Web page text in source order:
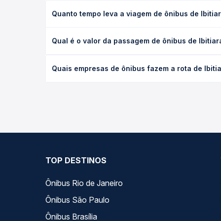
Quanto tempo leva a viagem de ônibus de
as condições de tráfego. Na Quero Passagem
Qual é o valor da passagem de ônibus de
antecedência da compra. Na Quero Passagem
Quais empresas de ônibus fazem a rota de
TOP DESTINOS
Ônibus Rio de Janeiro
Ônibus São Paulo
Ônibus Brasília